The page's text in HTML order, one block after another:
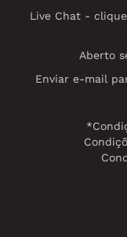
Live Chat -
Aberto
Enviar e-mail